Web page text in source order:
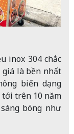
inox 304 chắc
là bền nhất
biến dạng
trên 10 năm
bóng như